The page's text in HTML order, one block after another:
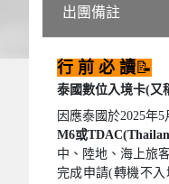
出團備註
行 前 必 讀📝
泰國數位入境卡(又
因應泰國於2025年
M6或
中、陸地、海上旅
完成申請(轉機不